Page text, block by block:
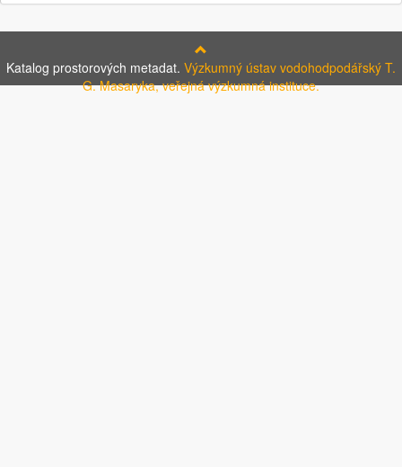
Katalog prostorových metadat. Výzkumný ústav vodohodpodářský T.
G. Masaryka, veřejná výzkumná instituce.